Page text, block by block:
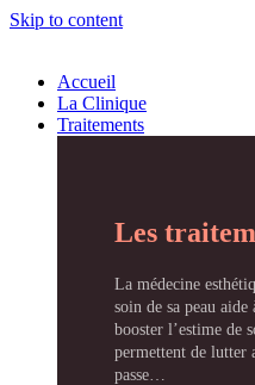
Skip to content
Accueil
La Clinique
Traitements
Les
La médecine
soin de sa peau
booster l’estime de
permettent de lutter
passe…